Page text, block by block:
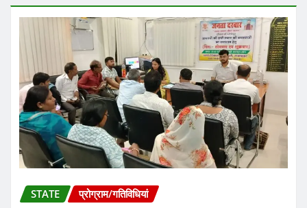
STATE प्रोग्राम/गतिविधियां